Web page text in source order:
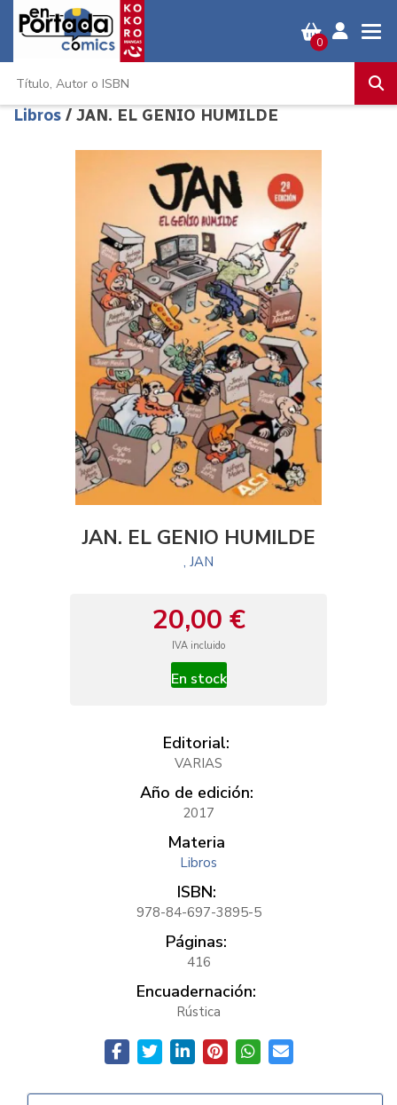
0
Libros / JAN. EL GENIO HUMILDE
JAN. EL GENIO HUMILDE
, JAN
20,00 €
IVA incluido
En stock
Editorial:
VARIAS
Año de edición:
2017
Materia
Libros
ISBN:
978-84-697-3895-5
Páginas:
416
Encuadernación:
Rústica